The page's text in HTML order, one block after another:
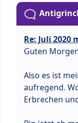
Re: Juli 2020
Guten
Also es ist
aufregend.
Erbrechen